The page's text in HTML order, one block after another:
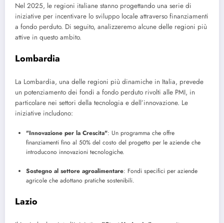
Nel 2025, le regioni italiane stanno progettando una serie di
iniziative per incentivare lo sviluppo locale attraverso finanziamenti
a fondo perduto. Di seguito, analizzeremo alcune delle regioni più
attive in questo ambito.
Lombardia
La Lombardia, una delle regioni più dinamiche in Italia, prevede
un potenziamento dei fondi a fondo perduto rivolti alle PMI, in
particolare nei settori della tecnologia e dell’innovazione. Le
iniziative includono:
"Innovazione per la Crescita": Un programma che offre
finanziamenti fino al 50% del costo del progetto per le aziende che
introducono innovazioni tecnologiche.
Sostegno al settore agroalimentare: Fondi specifici per aziende
agricole che adottano pratiche sostenibili.
Lazio